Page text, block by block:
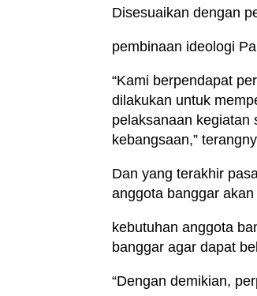
Disesuaikan dengan
pembinaan ideologi
“Kami berpendapat
dilakukan untuk
pelaksanaan kegiatan
kebangsaan,”
Dan yang terakhir
anggota banggar
kebutuhan anggota
banggar agar dapat
“Dengan demikian,